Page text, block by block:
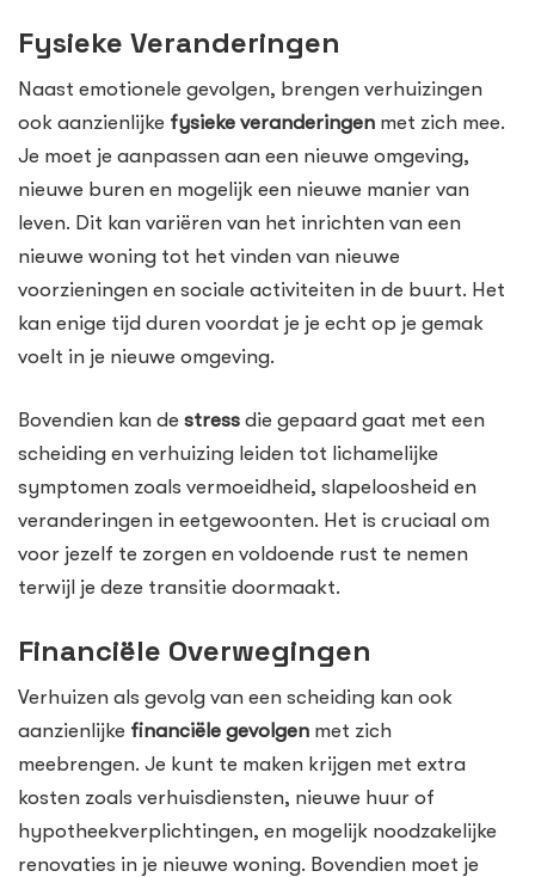
Fysieke Veranderingen
Naast emotionele gevolgen, brengen verhuizingen
ook aanzienlijke fysieke veranderingen met zich mee.
Je moet je aanpassen aan een nieuwe omgeving,
nieuwe buren en mogelijk een nieuwe manier van
leven. Dit kan variëren van het inrichten van een
nieuwe woning tot het vinden van nieuwe
voorzieningen en sociale activiteiten in de buurt. Het
kan enige tijd duren voordat je je echt op je gemak
voelt in je nieuwe omgeving.
Bovendien kan de stress die gepaard gaat met een
scheiding en verhuizing leiden tot lichamelijke
symptomen zoals vermoeidheid, slapeloosheid en
veranderingen in eetgewoonten. Het is cruciaal om
voor jezelf te zorgen en voldoende rust te nemen
terwijl je deze transitie doormaakt.
Financiële Overwegingen
Verhuizen als gevolg van een scheiding kan ook
aanzienlijke financiële gevolgen met zich
meebrengen. Je kunt te maken krijgen met extra
kosten zoals verhuisdiensten, nieuwe huur of
hypotheekverplichtingen, en mogelijk noodzakelijke
renovaties in je nieuwe woning. Bovendien moet je